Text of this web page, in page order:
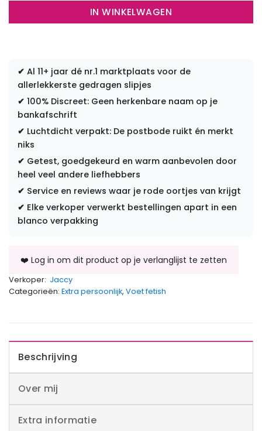
IN WINKELWAGEN
✔ Al 11+ jaar dé nr.1 marktplaats voor de
allerlekkerste gedragen slipjes
✔ 100% Discreet: Geen herkenbare naam op je
bankafschrift
✔ Luchtdicht verpakt: De postbode ruikt én merkt
niks
✔ Getest, goedgekeurd en warm aanbevolen door
heel veel andere liefhebbers
✔ Service en reviews waar je rode oortjes van krijgt
✔ Elke verkoper verwerkt bestellingen apart in een
blanco verpakking
Verkoper: Jaccy
Categorieën: Extra persoonlijk, Voet fetish
Beschrijving
Over mij
Extra informatie